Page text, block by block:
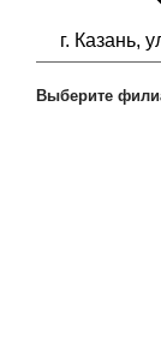
Выберите